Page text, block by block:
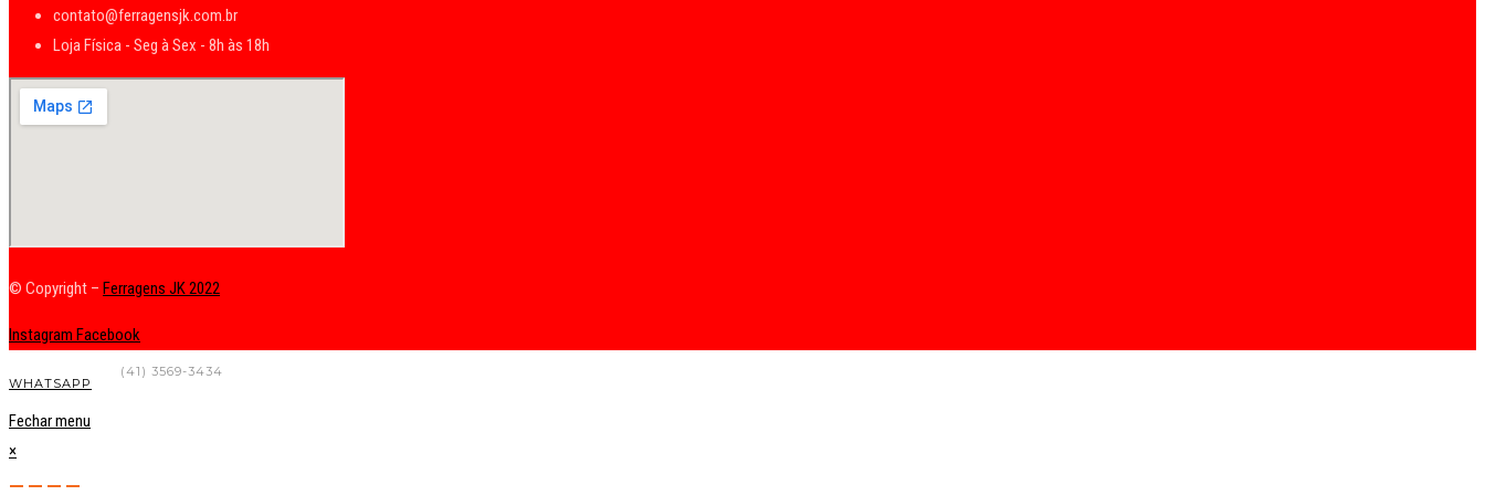
contato@ferragensjk.com.br
Loja Física - Seg à Sex - 8h às 18h
© Copyright – Ferragens JK 2022
Instagram Facebook
(41) 3569-3434
WHATSAPP
Fechar menu
×